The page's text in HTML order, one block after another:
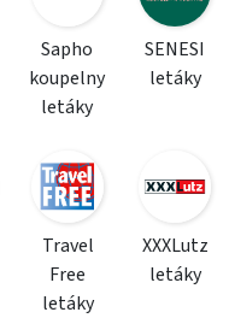
Sapho
koupelny
letáky
SENESI
letáky
Travel
Free
letáky
XXXLutz
letáky